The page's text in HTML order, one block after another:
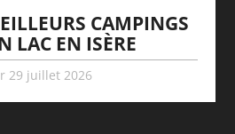
CAMPINGS
LAC EN ISÈRE
29 juillet 2026